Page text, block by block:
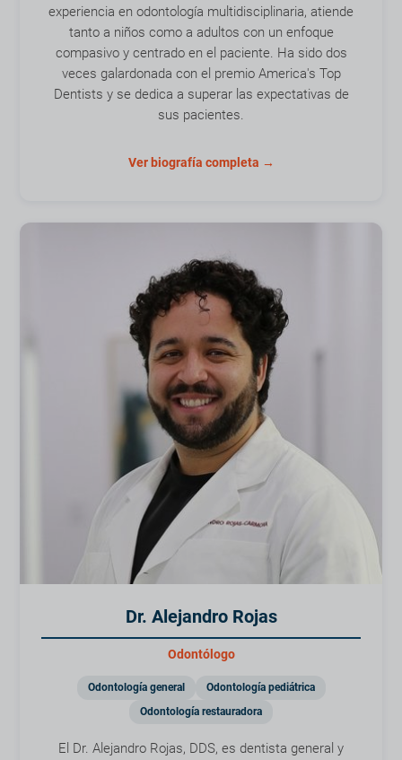
experiencia en odontología multidisciplinaria, atiende
tanto a niños como a adultos con un enfoque
compasivo y centrado en el paciente. Ha sido dos
veces galardonada con el premio America's Top
Dentists y se dedica a superar las expectativas de
sus pacientes.
Ver biografía completa →
Dr. Alejandro Rojas
Odontólogo
Odontología general
Odontología pediátrica
Odontología restauradora
El Dr. Alejandro Rojas, DDS, es dentista general y